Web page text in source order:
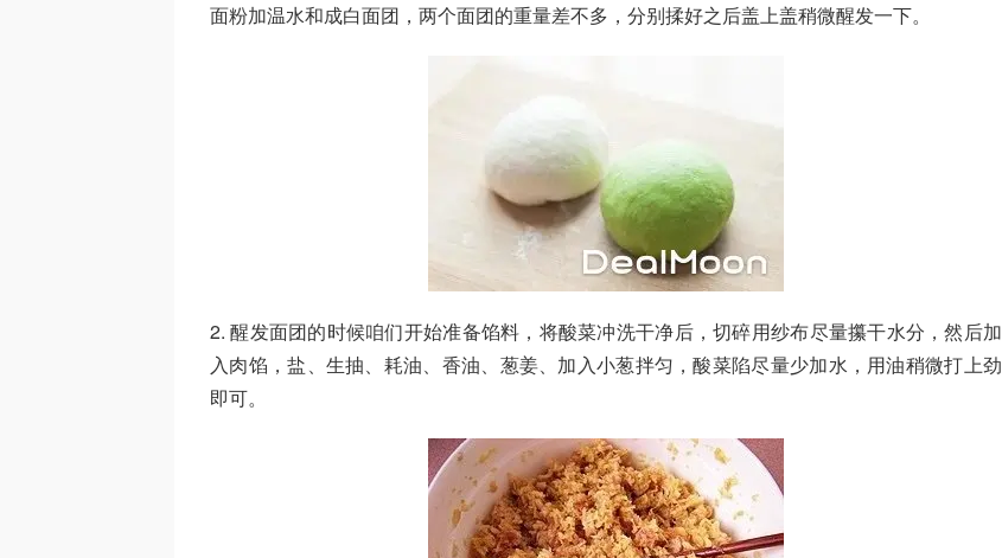
面粉加温水和成白面团，两个面团的重量差不多，分别揉好之后盖上盖稍微醒发一下。
2. 醒发面团的时候咱们开始准备馅料，将酸菜冲洗干净后，切碎用纱布尽量攥干水分，然后加
入肉馅，盐、生抽、耗油、香油、葱姜、加入小葱拌匀，酸菜陷尽量少加水，用油稍微打上劲
即可。